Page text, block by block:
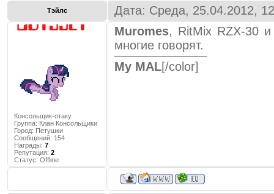
Тэйлс Дата: Среда, 25.04.2012,
Консольщик-отаку
Группа: Клан Консольщики
Город: Петушки
Сообщений: 154
Награды: 7
Репутация: 2
Статус: Offline
Muromes, RitMix RZX-30 и
многие говорят.
My MAL[/color]